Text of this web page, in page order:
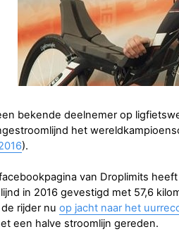
bekende deelnemer op
het
).
van Droplimits
in 2016 gevestigd met 57,6
rijder nu op jacht naar het
een halve stroomlijn gereden.